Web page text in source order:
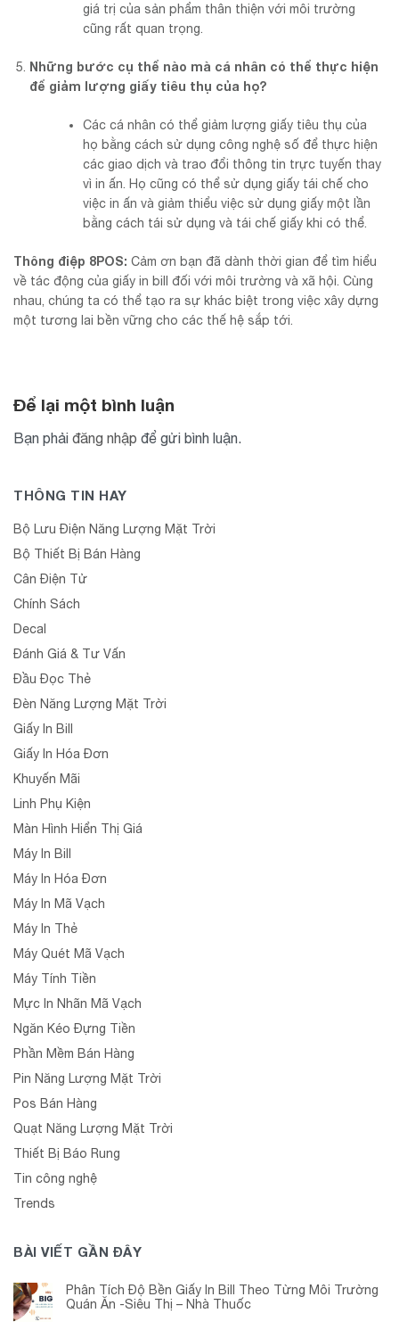
giá trị của sản phẩm thân thiện với môi trường
cũng rất quan trọng.
Những bước cụ thể nào mà cá nhân có thể thực hiện
để giảm lượng giấy tiêu thụ của họ?
Các cá nhân có thể giảm lượng giấy tiêu thụ của
họ bằng cách sử dụng công nghệ số để thực hiện
các giao dịch và trao đổi thông tin trực tuyến thay
vì in ấn. Họ cũng có thể sử dụng giấy tái chế cho
việc in ấn và giảm thiểu việc sử dụng giấy một lần
bằng cách tái sử dụng và tái chế giấy khi có thể.
Thông điệp 8POS: Cảm ơn bạn đã dành thời gian để tìm hiểu
về tác động của giấy in bill đối với môi trường và xã hội. Cùng
nhau, chúng ta có thể tạo ra sự khác biệt trong việc xây dựng
một tương lai bền vững cho các thế hệ sắp tới.
Để lại một bình luận
Bạn phải đăng nhập để gửi bình luận.
THÔNG TIN HAY
Bộ Lưu Điện Năng Lượng Mặt Trời
Bộ Thiết Bị Bán Hàng
Cân Điện Tử
Chính Sách
Decal
Đánh Giá & Tư Vấn
Đầu Đọc Thẻ
Đèn Năng Lượng Mặt Trời
Giấy In Bill
Giấy In Hóa Đơn
Khuyến Mãi
Linh Phụ Kiện
Màn Hình Hiển Thị Giá
Máy In Bill
Máy In Hóa Đơn
Máy In Mã Vạch
Máy In Thẻ
Máy Quét Mã Vạch
Máy Tính Tiền
Mực In Nhãn Mã Vạch
Ngăn Kéo Đựng Tiền
Phần Mềm Bán Hàng
Pin Năng Lượng Mặt Trời
Pos Bán Hàng
Quạt Năng Lượng Mặt Trời
Thiết Bị Báo Rung
Tin công nghệ
Trends
BÀI VIẾT GẦN ĐÂY
Phân Tích Độ Bền Giấy In Bill Theo Từng Môi Trường
Quán Ăn -Siêu Thị – Nhà Thuốc